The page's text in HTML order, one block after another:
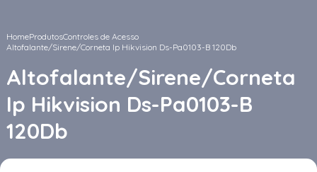
HomeProdutosControles de Acesso
Altofalante/Sirene/Corneta Ip Hikvision Ds-Pa0103-B 120Db
Altofalante/Sirene/Corneta
Ip Hikvision Ds-Pa0103-B
120Db